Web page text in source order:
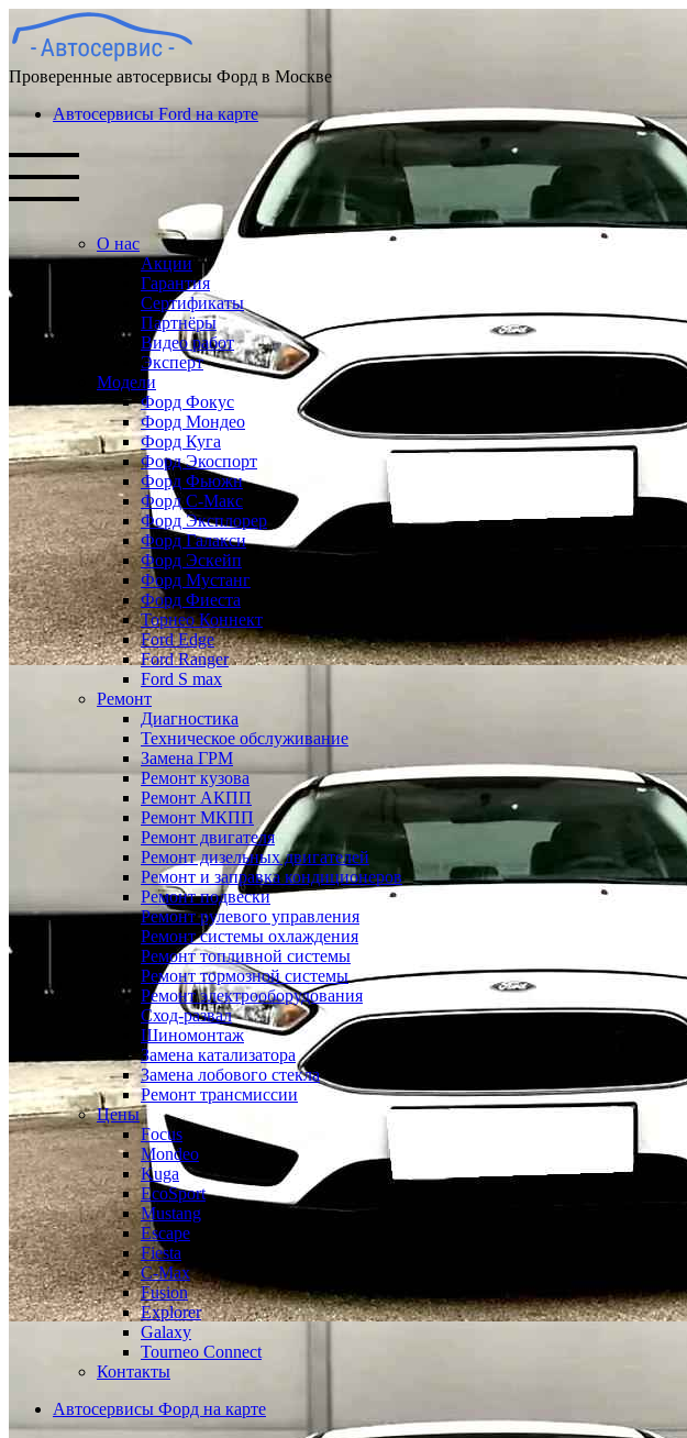
Проверенные автосервисы Форд в Москве
Автосервисы Ford на карте
О нас
Акции
Гарантия
Сертификаты
Партнёры
Видео работ
Эксперт
Модели
Форд Фокус
Форд Мондео
Форд Куга
Форд Экоспорт
Форд Фьюжн
Форд С-Макс
Форд Эксплорер
Форд Галакси
Форд Эскейп
Форд Мустанг
Форд Фиеста
Торнео Коннект
Ford Edge
Ford Ranger
Ford S max
Ремонт
Диагностика
Техническое обслуживание
Замена ГРМ
Ремонт кузова
Ремонт АКПП
Ремонт МКПП
Ремонт двигателя
Ремонт дизельных двигателей
Ремонт и заправка кондиционеров
Ремонт подвески
Ремонт рулевого управления
Ремонт системы охлаждения
Ремонт топливной системы
Ремонт тормозной системы
Ремонт электрооборудования
Сход-развал
Шиномонтаж
Замена катализатора
Замена лобового стекла
Ремонт трансмиссии
Цены
Focus
Mondeo
Kuga
EcoSport
Mustang
Escape
Fiesta
C-Max
Fusion
Explorer
Galaxy
Tourneo Connect
Контакты
Автосервисы Форд на карте